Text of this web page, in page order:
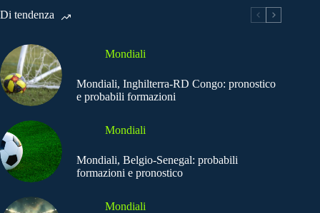
Di tendenza
Mondiali
Mondiali, Inghilterra-RD Congo: pronostico
e probabili formazioni
Mondiali
Mondiali, Belgio-Senegal: probabili
formazioni e pronostico
Mondiali